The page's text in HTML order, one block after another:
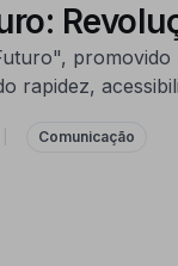
rapidez,
Comunicação